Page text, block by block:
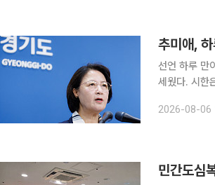
추미애,
선언 하루 만
세웠다. 시한은 이달 말,
체계를 구축
2026-08-06
민간도심